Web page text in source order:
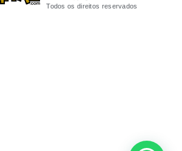
Todos os direitos reservados